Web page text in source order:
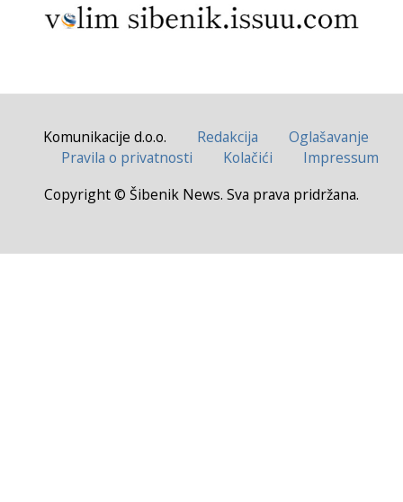
Komunikacije d.o.o. Redakcija
Oglašavanje
Pravila o privatnosti
Kolačići
Impressum
Copyright © Šibenik News. Sva prava pridržana.